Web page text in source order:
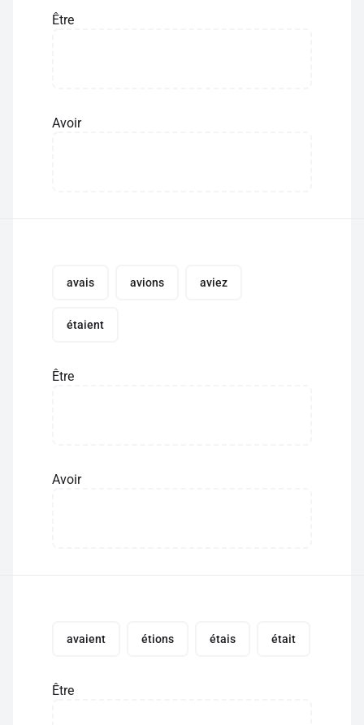
Être
Avoir
avais avions aviez
étaient
Être
Avoir
avaient étions étais était
Être